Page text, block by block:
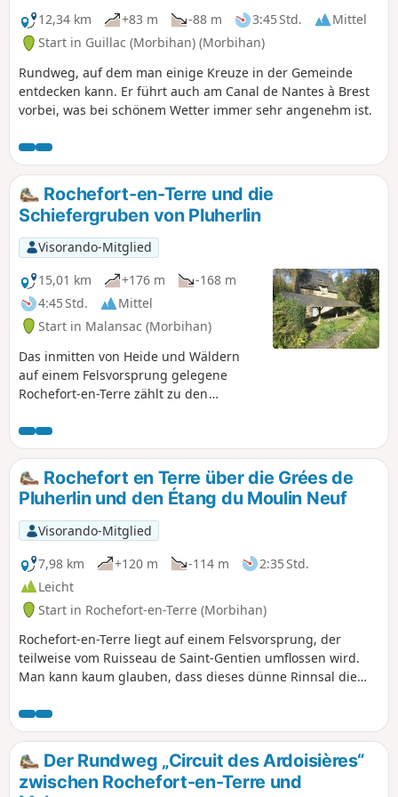
12,34 km +83 m -88 m 3:45 Std.
Mittel
Start in Guillac (Morbihan) (Morbihan)
Rundweg, auf dem man einige Kreuze in der Gemeinde
entdecken kann. Er führt auch am Canal de Nantes à Brest
vorbei, was bei schönem Wetter immer sehr angenehm ist.
Rochefort-en-Terre und die
Schiefergruben von Pluherlin
Visorando-Mitglied
15,01 km
+176 m
-168 m
4:45 Std.
Mittel
Start in Malansac (Morbihan)
Das inmitten von Heide und Wäldern
auf einem Felsvorsprung gelegene
Rochefort-en-Terre zählt zu den
Gepflasterte Gassen, stilisierte Schilder -
die Stadt wirkt wie ein kleines Juwel, das
im Herzen des Morbihan eingebettet ist.
Von diesem Dorf aus kannst Du eine
schöne Wanderung über die sanften
Hügel und die alten Schiefergruben von
Pluherlin unternehmen. Die Strecke ist
sehr abwechslungsreich zwischen
Heidelandschaft, Unterholz und sanften
Hügeln. Durchquerung der Dörfer
Rochefort-en-Terre und Pluherlin.
Rochefort en Terre über die Grées de
Pluherlin und den Étang du Moulin Neuf
Visorando-Mitglied
7,98 km
+120 m -114 m
2:35 Std.
Leicht
Start in Rochefort-en-Terre (Morbihan)
Rochefort-en-Terre liegt auf einem Felsvorsprung, der
teilweise vom Ruisseau de Saint-Gentien umflossen wird.
Man kann kaum glauben, dass dieses dünne Rinnsal die
doch genau dieses Rinnsal speist den schönen Étang du
Moulin Neuf. Die Ufer dieses Gewässers sowie die
Felsgrate, die das Arz-Tal überragen, bilden einen
wunderschönen Rahmen für diese mittelalterliche Perle.
Und ein Spaziergang durch die versteckten Ecken dieses
Der Rundweg „Circuit des Ardoisières“
zwischen Rochefort-en-Terre und